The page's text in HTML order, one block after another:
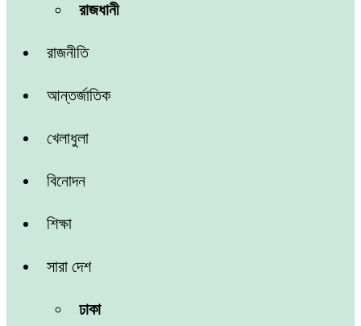
রাজধানী
রাজনীতি
আন্তর্জাতিক
খেলাধুলা
বিনোদন
শিক্ষা
সারা দেশ
ঢাকা